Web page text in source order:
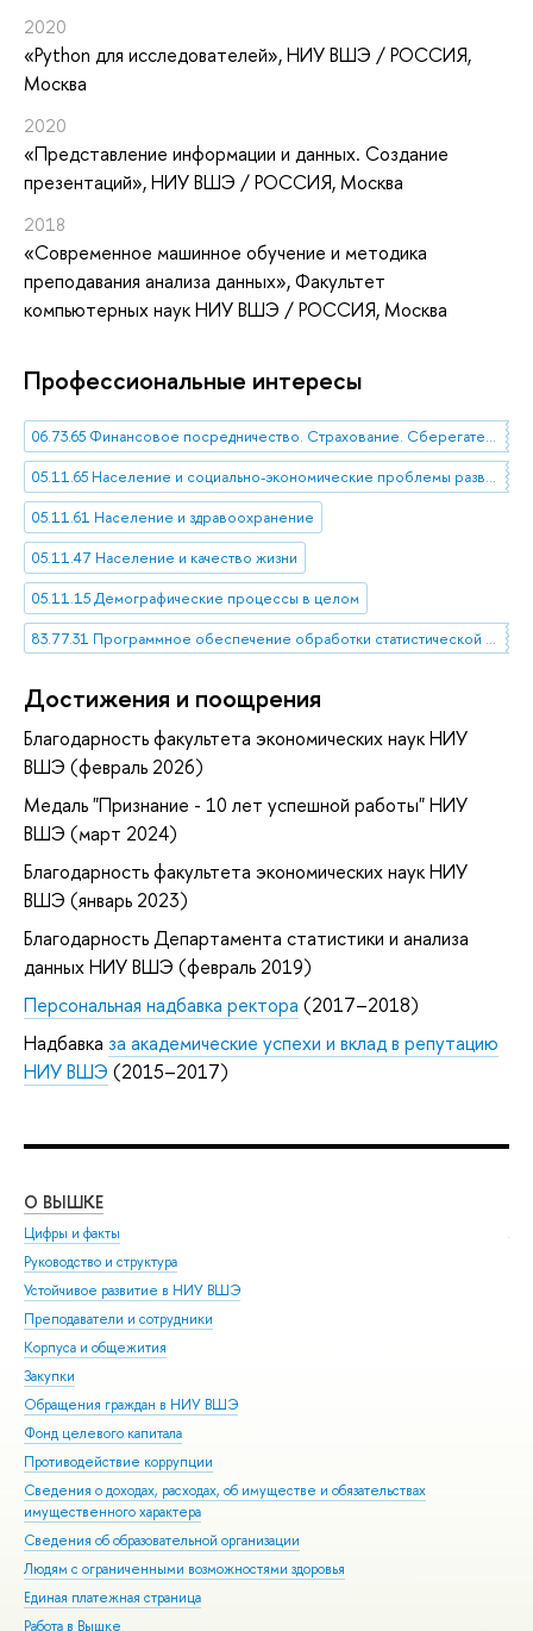
2020
«Python для исследователей», НИУ ВШЭ / РОССИЯ,
Москва
2020
«Представление информации и данных. Создание
презентаций», НИУ ВШЭ / РОССИЯ, Москва
2018
«Современное машинное обучение и методика
преподавания анализа данных», Факультет
компьютерных наук НИУ ВШЭ / РОССИЯ, Москва
Профессиональные интересы
06.73.65 Финансовое посредничество. Страхование. Сберегательное дело
05.11.65 Население и социально-экономические проблемы развития
05.11.61 Население и здравоохранение
05.11.47 Население и качество жизни
05.11.15 Демографические процессы в целом
83.77.31 Программное обеспечение обработки статистической информации
Достижения и поощрения
Благодарность факультета экономических наук НИУ
ВШЭ (февраль 2026)
Медаль "Признание - 10 лет успешной работы" НИУ
ВШЭ (март 2024)
Благодарность факультета экономических наук НИУ
ВШЭ (январь 2023)
Благодарность Департамента статистики и анализа
данных НИУ ВШЭ (февраль 2019)
Персональная надбавка ректора (2017–2018)
Надбавка за академические успехи и вклад в репутацию
НИУ ВШЭ (2015–2017)
О ВЫШКЕ
Цифры и факты
Руководство и структура
Устойчивое развитие в НИУ ВШЭ
Преподаватели и сотрудники
Корпуса и общежития
Закупки
Обращения граждан в НИУ ВШЭ
Фонд целевого капитала
Противодействие коррупции
Сведения о доходах, расходах, об имуществе и обязательствах
имущественного характера
Сведения об образовательной организации
Людям с ограниченными возможностями здоровья
Единая платежная страница
Работа в Вышке